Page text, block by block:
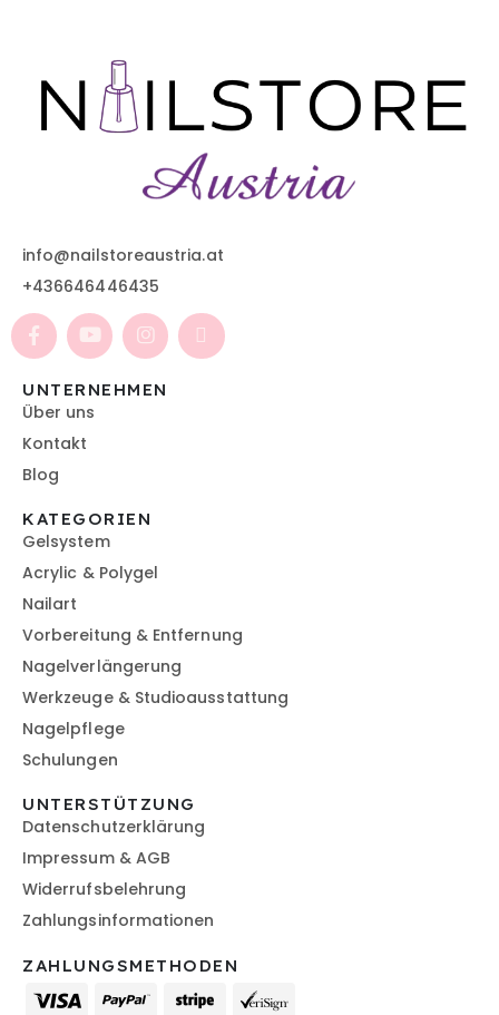
info@nailstoreaustria.at
+436646446435
UNTERNEHMEN
Über uns
Kontakt
Blog
KATEGORIEN
Gelsystem
Acrylic & Polygel
Nailart
Vorbereitung & Entfernung
Nagelverlängerung
Werkzeuge & Studioausstattung
Nagelpflege
Schulungen
UNTERSTÜTZUNG
Datenschutzerklärung
Impressum & AGB
Widerrufsbelehrung
Zahlungsinformationen
ZAHLUNGSMETHODEN